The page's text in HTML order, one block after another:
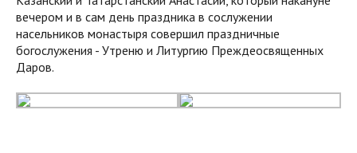
вечером и в сам день праздника в сослужении
насельников монастыря совершил праздничные
богослужения - Утреню и Литургию Преждеосвященных
Даров.